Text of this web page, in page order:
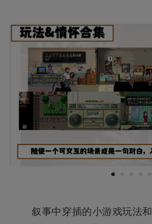
1
        叙事中穿插的小游戏玩法和游戏厅的场景也是私货拉